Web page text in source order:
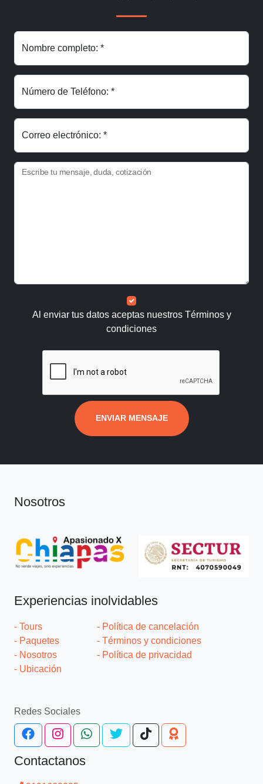
Nombre completo: *
Número de Teléfono: *
Correo electrónico: *
Escribe tu mensaje, duda, cotización
Al enviar tus datos aceptas nuestros Términos y
condiciones
ENVIAR MENSAJE
Nosotros
Experiencias inolvidables
- Tours
- Paquetes
- Nosotros
- Ubicación
- Política de cancelación
- Términos y condiciones
- Política de privacidad
Redes Sociales
Contactanos